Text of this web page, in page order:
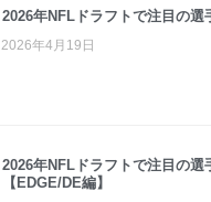
2026年NFLドラフトで注目の選
2026年4月19日
2026年NFLドラフトで注目の選
【EDGE/DE編】